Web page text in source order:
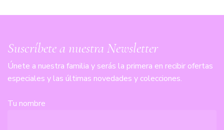
Suscríbete a nuestra Newsletter
Únete a nuestra familia y serás la primera en recibir ofertas
especiales y las últimas novedades y colecciones.
Tu nombre